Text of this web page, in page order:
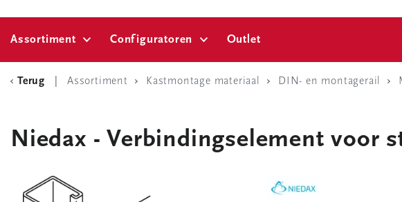
Assortiment Configuratoren Outlet
Terug Assortiment Kastmontage materiaal DIN- en montagerail
Niedax - Verbindingselement voor